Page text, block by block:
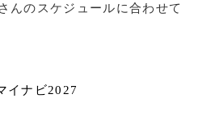
んのスケジュールに合わせて